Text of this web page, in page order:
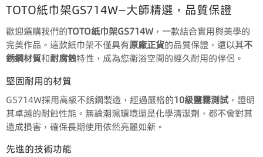
TOTO紙巾架GS714W—大師精選，品質保證
歡迎選購我們的TOTO紙巾架GS714W，一款結合實用與美學的
完美作品。這款紙巾架不僅具有原廠正貨的品質保證，還以其不
銹鋼材質和耐腐蝕特性，成為您衛浴空間的經久耐用的伴侶。
堅固耐用的材質
GS714W採用高級不銹鋼製造，經過嚴格的10級鹽霧測試 ，證明
其卓越的耐蝕性能。無論潮濕環境還是化學清潔劑，都不會對其
造成損害，確保長期使用依然亮麗如新。
先進的技術功能